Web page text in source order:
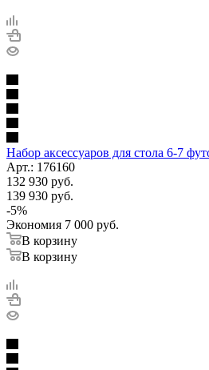
Набор аксессуаров для стола 6-7
Арт.: 176160
132 930 руб.
139 930 руб.
-5%
Экономия 7 000 руб.
В корзину
В корзину